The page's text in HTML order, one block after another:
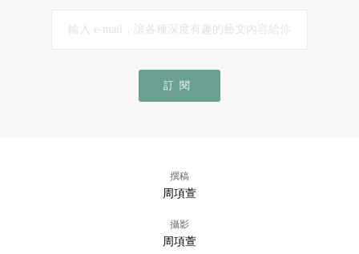
訂閱
撰稿
周項萱
攝影
周項萱